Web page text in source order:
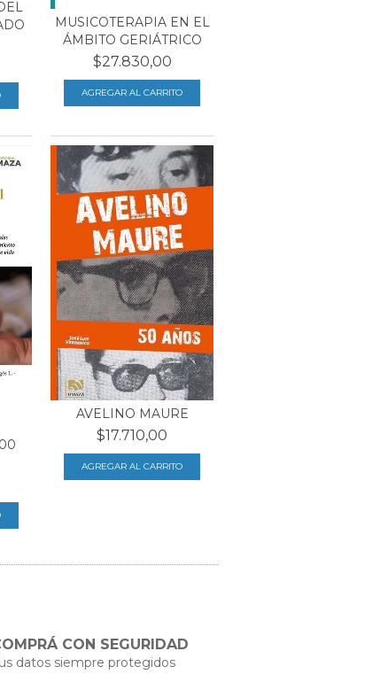
MUSICOTERAPIA EN EL
ÁMBITO GERIÁTRICO
$27.830,00
AVELINO MAURE
$17.710,00
CON SEGURIDAD
datos siempre protegidos